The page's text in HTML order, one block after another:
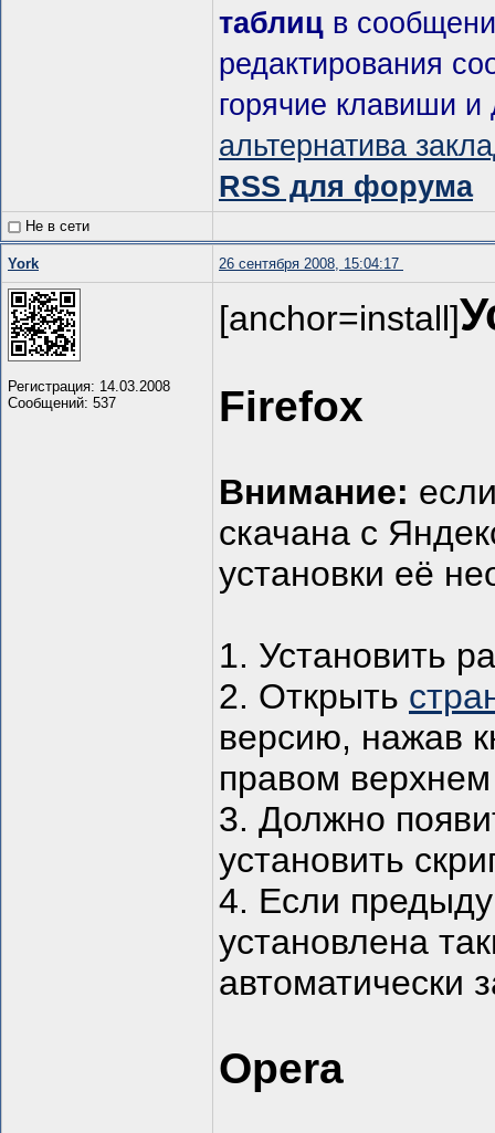
таблиц в
редактирования
горячие клавиши
альтернатива
RSS для форума
Не в сети
York 26 сентября 2008, 15:04:17
Регистрация: 14.03.2008
Сообщений: 537
[anchor=install]
Firefox
Внимание:
скачана с
установки её
1. Установить
2. Открыть
версию, нажав
правом верхнем
3. Должно
установить
4. Если
установлена
автоматически
Opera